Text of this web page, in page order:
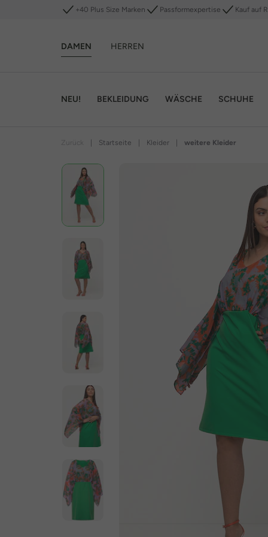
+40 Plus Size Marken Passformexpertise Kauf auf
DAMEN HERREN
NEU! BEKLEIDUNG WÄSCHE SCHUHE
Startseite Kleider weitere Kleider